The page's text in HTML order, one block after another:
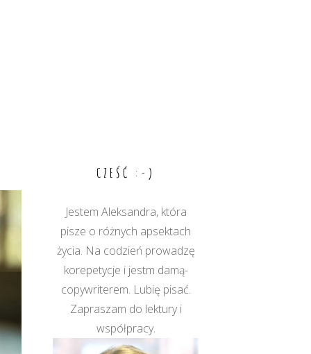
CZEŚĆ :-)
Jestem Aleksandra, która
pisze o różnych apsektach
życia. Na codzień prowadzę
korepetycje i jestm damą-
copywriterem. Lubię pisać.
Zapraszam do lektury i
współpracy.